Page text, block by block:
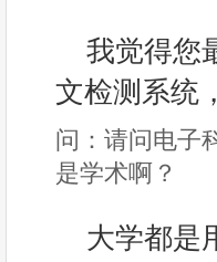
我觉得您
文检测系统
问：请问电子
是学术啊？
大学都是